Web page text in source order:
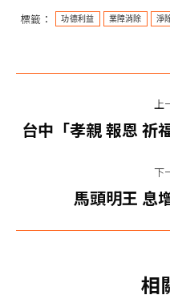
標籤：
功德利益 業障消除 淨
章
上
台中「孝親 報恩 祈
下
馬頭明王 息
相